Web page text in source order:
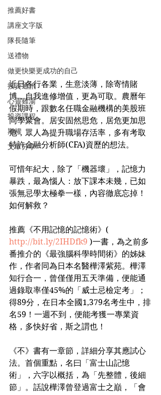
推薦好書
講座文字版
隊長隨筆
送禮物
做更快樂更成功的自己
投資通訊
心靈雞湯
投資課程
期權
文章分享
近日各行各業，生意淡薄，除寄情賭
博，自我進修增值，更為可取。農曆年
假期時，跟數名任職金融機構的美股班
同學聚會。居安固然思危，居危更加思
危，眾人為提升職場存活率，多有考取
特許金融分析師(CFA)資歷的想法。
可惜年紀大，除了「機器壞」，記憶力
暴跌，最為惱人：放下課本未幾，已如
張無忌學太極拳一樣，內容徹底忘掉！
如何解救？
推薦《不用記憶的記憶術》(
http://bit.ly/2IHDfk9 )一書，為之前多
番推介的《最強腦科學時間術》的姊妹
作，作者同為日本名醫樺澤紫苑。樺澤
知行合一，曾僅僅用五天準備，便能通
過錄取率僅45%的「威士忌檢定考」；
得89分，在日本全國1,379名考生中，排
名59！一週不到，便能考獲一專業資
格，多快好省，斯之謂也！
《不》書有一章節，詳細分享其應試心
法。首個重點，名曰「富士山記憶
術」，六字以概括，為「先整體，後細
節」。話說樺澤曾登過富士之巔，「會